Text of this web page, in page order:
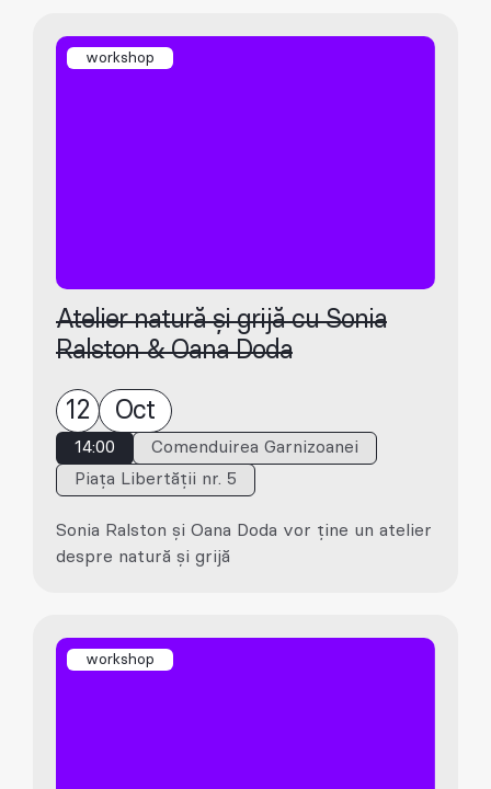
workshop
Atelier natură și grijă cu Sonia
Ralston & Oana Doda
12 Oct
14:00
Comenduirea Garnizoanei
Piața Libertății nr. 5
Sonia Ralston și Oana Doda vor ține un atelier
despre natură și grijă
workshop